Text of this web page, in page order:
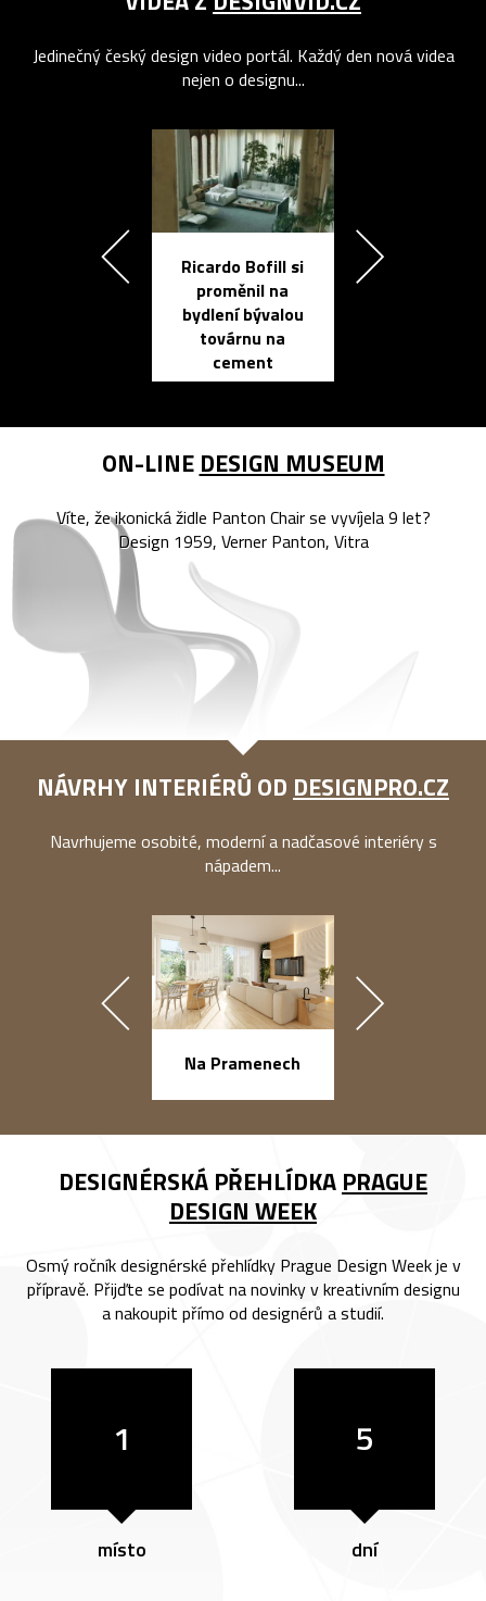
Jedinečný český design video portál. Každý den nová videa
nejen o designu...
Ricardo Bofill si
proměnil na
bydlení bývalou
továrnu na
cement
ON-LINE DESIGN MUSEUM
Víte, že ikonická židle Panton Chair se vyvíjela 9 let?
Design 1959, Verner Panton, Vitra
NÁVRHY INTERIÉRŮ OD DESIGNPRO.CZ
Navrhujeme osobité, moderní a nadčasové interiéry s
nápadem...
Na Pramenech
DESIGNÉRSKÁ PŘEHLÍDKA PRAGUE
DESIGN WEEK
Osmý ročník designérské přehlídky Prague Design Week je v
přípravě. Přijďte se podívat na novinky v kreativním designu
a nakoupit přímo od designérů a studií.
1
místo
5
dní